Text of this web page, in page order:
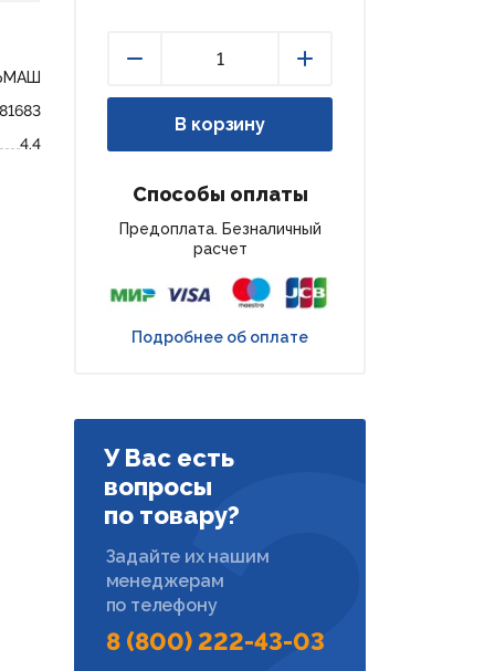
4.4
В корзину
Способы оплаты
Предоплата. Безналичный
расчет
Подробнее об оплате
У Вас есть
вопросы
по товару?
Задайте их нашим
менеджерам
по телефону
8 (800) 222-43-03